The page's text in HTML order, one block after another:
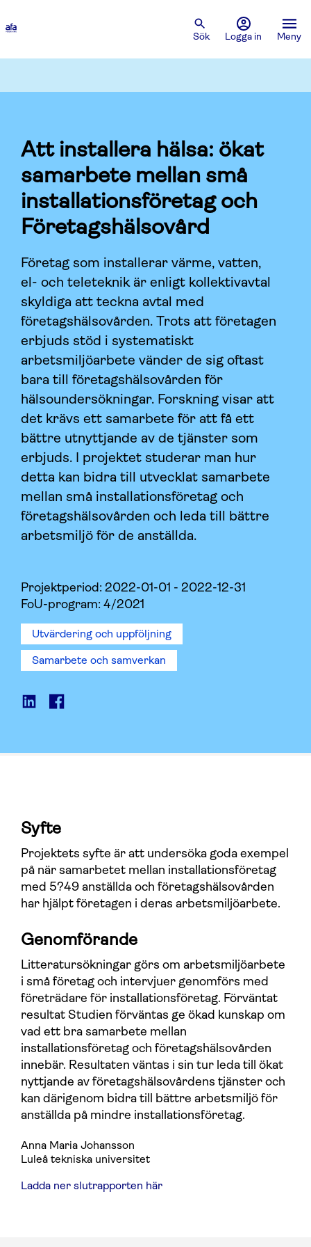
Sök Logga in Meny
Att installera hälsa: ökat
samarbete mellan små
installationsföretag och
Företagshälsovård
Företag som installerar värme, vatten,
el- och teleteknik är enligt kollektivavtal
skyldiga att teckna avtal med
företagshälsovården. Trots att företagen
erbjuds stöd i systematiskt
arbetsmiljöarbete vänder de sig oftast
bara till företagshälsovården för
hälsoundersökningar. Forskning visar att
det krävs ett samarbete för att få ett
bättre utnyttjande av de tjänster som
erbjuds. I projektet studerar man hur
detta kan bidra till utvecklat samarbete
mellan små installationsföretag och
företagshälsovården och leda till bättre
arbetsmiljö för de anställda.
Projektperiod: 2022-01-01 - 2022-12-31
FoU-program: 4/2021
Utvärdering och uppföljning
Samarbete och samverkan
Syfte
Projektets syfte är att undersöka goda exempel
på när samarbetet mellan installationsföretag
med 5?49 anställda och företagshälsovården
har hjälpt företagen i deras arbetsmiljöarbete.
Genomförande
Litteratursökningar görs om arbetsmiljöarbete
i små företag och intervjuer genomförs med
företrädare för installationsföretag. Förväntat
resultat Studien förväntas ge ökad kunskap om
vad ett bra samarbete mellan
installationsföretag och företagshälsovården
innebär. Resultaten väntas i sin tur leda till ökat
nyttjande av företagshälsovårdens tjänster och
kan därigenom bidra till bättre arbetsmiljö för
anställda på mindre installationsföretag.
Anna Maria Johansson
Luleå tekniska universitet
Ladda ner slutrapporten här